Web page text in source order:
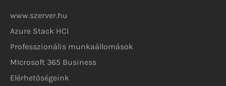
www.szerver.hu
Azure Stack HCI
Professzionális munkaállomások
MIcrosoft 365 Business
Elérhetőségeink